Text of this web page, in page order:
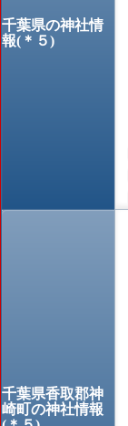
千葉県の神社情
報(＊５)
千葉県香取郡神
崎町の神社情報